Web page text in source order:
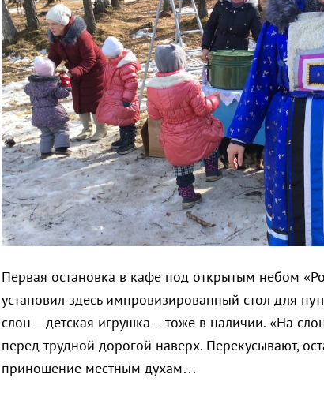
Первая остановка в кафе под открытым небом
установил здесь импровизированный стол для
слон – детская игрушка – тоже в наличии. «На
перед трудной дорогой наверх. Перекусывают,
приношение местным духам…